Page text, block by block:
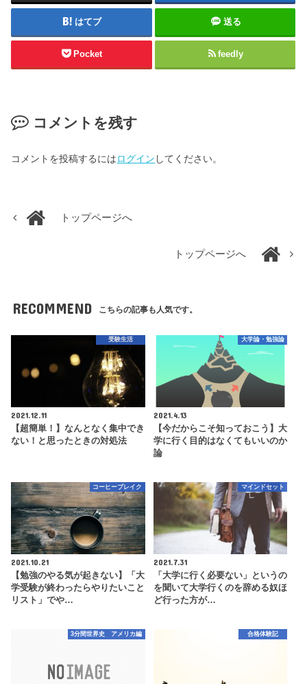
はてブ 送る
Pocket feedly
コメントを残す
コメントを投稿するにはログイン してください。
トップページへ
トップページへ
RECOMMEND こちらの記事も人気です。
受験生活
2021.12.11
【超簡単！】なんとなく集中でき
ない！と思ったときの対処法
大学論・勉強論
2021.4.13
【今だからこそ知っておこう】大
学に行く目的はなくてもいいのか
論
コーヒーブレイク
2021.10.21
【勉強のやる気が起きない】「大
学受験が終わったらやりたいこと
リスト」でや…
マインドセット
2021.7.31
「大学に行く必要ない」というの
を聞いて大学行くのを辞める奴ほ
ど行った方が…
3分間世界史 アメリカ編 合格体験記